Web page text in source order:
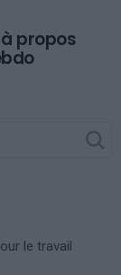
à propos
le travail